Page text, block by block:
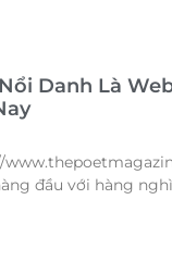
Danh Là
đầu với hàng